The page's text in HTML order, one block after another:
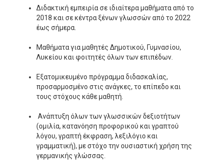
Διδακτική εμπειρία σε ιδιαίτερα μαθήματα από το
2018 και σε κέντρα ξένων γλωσσών από το 2022
έως σήμερα.
Μαθήματα για μαθητές Δημοτικού, Γυμνασίου,
Λυκείου και φοιτητές όλων των επιπέδων.
Εξατομικευμένο πρόγραμμα διδασκαλίας,
προσαρμοσμένο στις ανάγκες, το επίπεδο και
τους στόχους κάθε μαθητή.
Ανάπτυξη όλων των γλωσσικών δεξιοτήτων
(ομιλία, κατανόηση προφορικού και γραπτού
λόγου, γραπτή έκφραση, λεξιλόγιο και
γραμματική), με στόχο την ουσιαστική χρήση της
γερμανικής γλώσσας.